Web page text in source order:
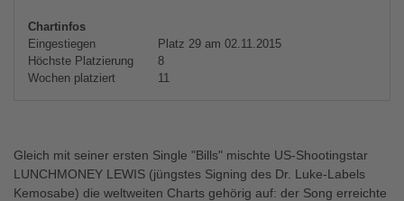
Chartinfos
Eingestiegen
Platz 29 am 02.11.2015
Höchste Platzierung
8
Wochen platziert
11
Gleich mit seiner ersten Single "Bills" mischte US-Shootingstar
LUNCHMONEY LEWIS (jüngstes Signing des Dr. Luke-Labels
Kemosabe) die weltweiten Charts gehörig auf: der Song erreichte